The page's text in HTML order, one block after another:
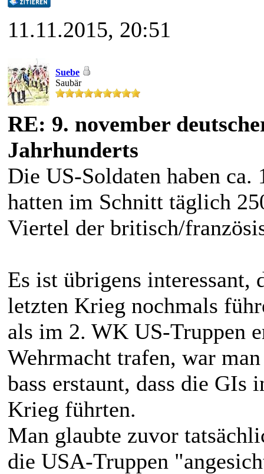
11.11.2015, 20:51
Suebe
Saubär
RE: 9. november
Jahrhunderts
Die US-Soldaten haben
hatten im Schnitt täglich
Viertel der britisch/
Es ist übrigens
letzten Krieg nochmals
als im 2. WK US-Truppen
Wehrmacht trafen, war
bass erstaunt, dass die GIs
Krieg führten.
Man glaubte zuvor
die USA-Truppen